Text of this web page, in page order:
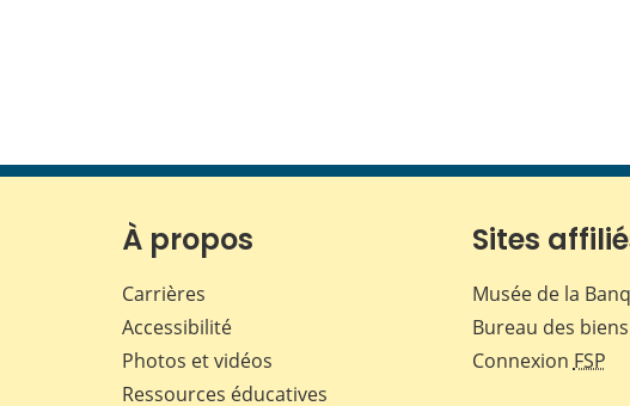
À propos
Carrières
Accessibilité
Photos et vidéos
Ressources éducatives
Sites
Musée de la
Bureau des
Connexion FSP